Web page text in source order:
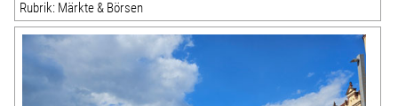
Rubrik: Märkte & Börsen